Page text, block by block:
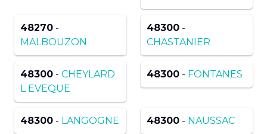
48270 -
MALBOUZON
48300 -
CHASTANIER
48300 - CHEYLARD
L EVEQUE
48300 - FONTANES
48300 - LANGOGNE 48300 - NAUSSAC